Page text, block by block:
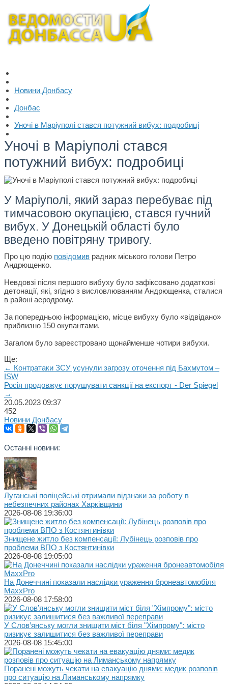
Новини Донбасу
Донбас
Уночі в Маріуполі стався потужний вибух: подробиці
Уночі в Маріуполі стався
потужний вибух: подробиці
У Маріуполі, який зараз перебуває під
тимчасовою окупацією, стався гучний
вибух. У Донецькій області було
введено повітряну тривогу.
Про цю подію повідомив радник міського голови Петро
Андрющенко.
Невдовзі після першого вибуху було зафіксовано додаткові
детонації, які, згідно з висловлюванням Андрющенка, сталися
в районі аеродрому.
За попередньою інформацією, місце вибуху було «відвідано»
приблизно 150 окупантами.
Загалом було зареєстровано щонайменше чотири вибухи.
Ще:
← Контратаки ЗСУ усунули загрозу оточення під Бахмутом –
ISW
Росія продовжує порушувати санкції на експорт - Der Spiegel
→
20.05.2023 09:37
452
Новини Донбасу
Останні новини:
Луганські поліцейські отримали відзнаки за роботу в
небезпечних районах Харківщини
2026-08-08 19:36:00
Знищене житло без компенсації: Лубінець розповів про
проблеми ВПО з Костянтинівки
2026-08-08 19:05:00
На Донеччині показали наслідки ураження бронеавтомобіля
MaxxPro
2026-08-08 17:58:00
У Слов’янську могли знищити міст біля "Хімпрому": місто
ризикує залишитися без важливої переправи
2026-08-08 15:45:00
Поранені можуть чекати на евакуацію днями: медик розповів
про ситуацію на Лиманському напрямку